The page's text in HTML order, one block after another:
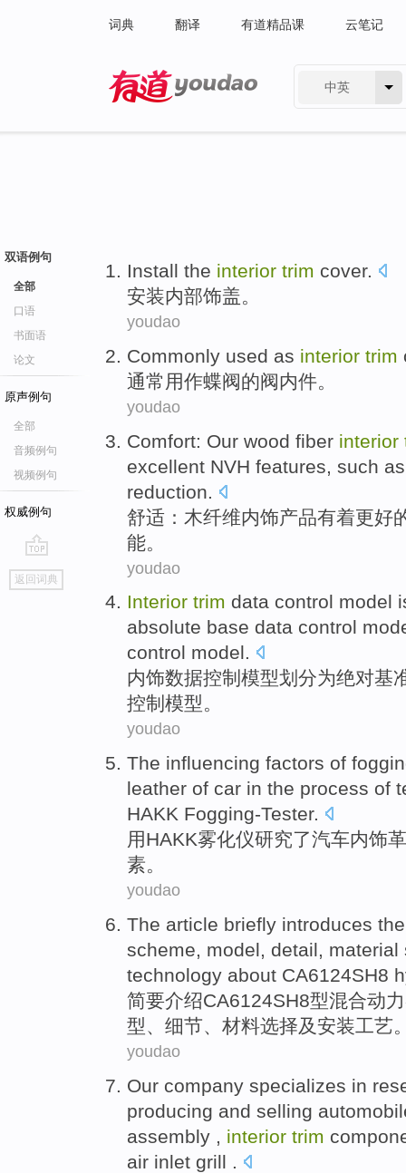
词典 翻译 有道精品课 云笔记
中英
双语例句
全部
口语
书面语
论文
原声例句
全部
音频例句
视频例句
权威例句
go
top
返回词典
Install the interior trim cover.
安装内部饰盖。
youdao
Commonly used as interior trim
通常 用作蝶阀的阀内件。
youdao
Comfort: Our wood fiber interior
excellent NVH features such
reduction
舒适 ： 木纤维内饰产品有着更好
能。
youdao
Interior trim data control model
absolute base data control
control model.
内饰数据控制 模型划分为绝对基
控制模型。
youdao
The influencing factors of
leather of car in the process of
HAKK Fogging-Tester.
用HAKK雾化仪研究了汽车内饰革
素。
youdao
The article briefly introduces the
scheme, model, detail, material
technology about CA6124SH8
简要介绍CA6124SH8型混合动力
型、 细节、 材料选择及安装工艺
youdao
Our company specializes in
producing and selling
assembly , interior trim
air inlet grill .